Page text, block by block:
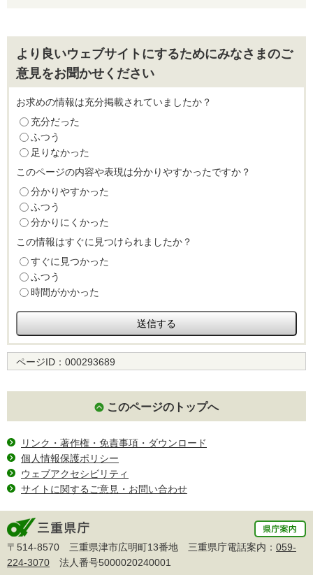
より良いウェブサイトにするためにみなさまのご
意見をお聞かせください
お求めの情報は充分掲載されていましたか？
充分だった
ふつう
足りなかった
このページの内容や表現は分かりやすかったですか？
分かりやすかった
ふつう
分かりにくかった
この情報はすぐに見つけられましたか？
すぐに見つかった
ふつう
時間がかかった
ページID： 000293689
このページのトップへ
リンク・著作権・免責事項・ダウンロード
個人情報保護ポリシー
ウェブアクセシビリティ
サイトに関するご意見・お問い合わせ
〒514-8570 三重県津市広明町13番地 三重県庁電話案内： 059-
224-3070 法人番号5000020240001